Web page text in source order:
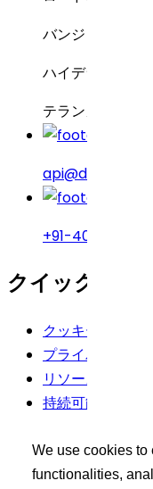
We use cookies
functionalities,
バンジャラヒルズ
ハイデラバード
テランガーナ州
+91-40-
クイックリンク
クッキーポリシー
プライバシーポリ
リソース
持続可能性
バイヤーズ